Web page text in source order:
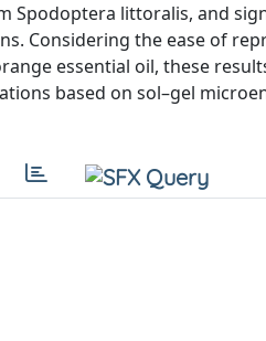
Spodoptera littoralis, and
Considering the ease of
essential oil, these
based on sol–gel